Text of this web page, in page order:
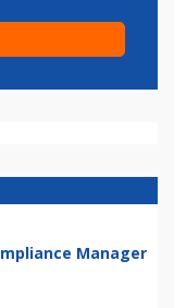
Manager